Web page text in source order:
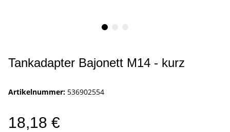
Tankadapter Bajonett M14 - kurz
Artikelnummer: 536902554
18,18 €